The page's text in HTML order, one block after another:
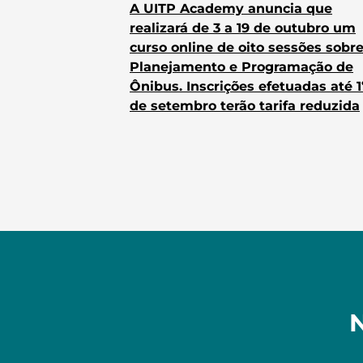
A UITP Academy anuncia que
realizará de 3 a 19 de outubro um
curso online de oito sessões sobre
Planejamento e Programação de
Ônibus. Inscrições efetuadas até
de setembro terão tarifa reduzida